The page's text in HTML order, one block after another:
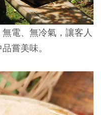
電、無冷氣，讓客人
嘗美味。